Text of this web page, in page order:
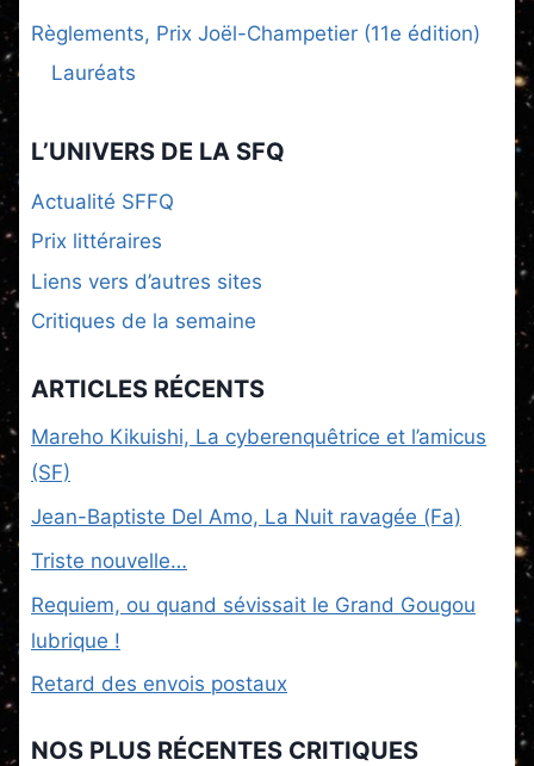
Règlements, Prix Joël-Champetier (11e édition)
Lauréats
L’UNIVERS DE LA SFQ
Actualité SFFQ
Prix littéraires
Liens vers d’autres sites
Critiques de la semaine
ARTICLES RÉCENTS
Mareho Kikuishi, La cyberenquêtrice et l’amicus
(SF)
Jean-Baptiste Del Amo, La Nuit ravagée (Fa)
Triste nouvelle…
Requiem, ou quand sévissait le Grand Gougou
lubrique !
Retard des envois postaux
NOS PLUS RÉCENTES CRITIQUES